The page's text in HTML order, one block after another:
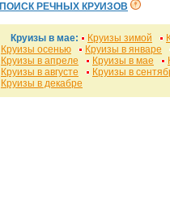
ПОИСК РЕЧНЫХ КРУИЗОВ
Круизы в мае: Круизы зимой
Круизы осенью
Круизы в январе
Круизы в апреле
Круизы в мае
Круизы в августе
Круизы в
Круизы в декабре